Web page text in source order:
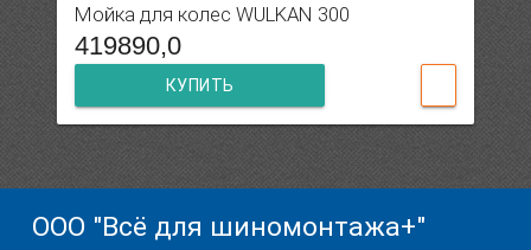
Мойка для колес WULKAN 300
419890,0
КУПИТЬ
ООО "Всё для шиномонтажа+"